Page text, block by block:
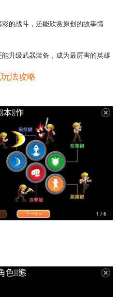
的战斗，还能欣赏原创的故事情
升级武器装备，成为最厉害的英雄
玩法攻略